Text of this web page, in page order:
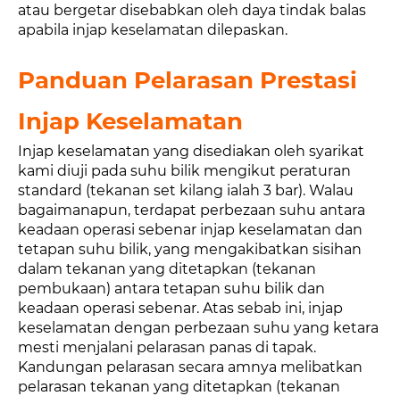
atau bergetar disebabkan oleh daya tindak balas
apabila injap keselamatan dilepaskan.
Panduan Pelarasan Prestasi
Injap Keselamatan
Injap keselamatan yang disediakan oleh syarikat
kami diuji pada suhu bilik mengikut peraturan
standard (tekanan set kilang ialah 3 bar). Walau
bagaimanapun, terdapat perbezaan suhu antara
keadaan operasi sebenar injap keselamatan dan
tetapan suhu bilik, yang mengakibatkan sisihan
dalam tekanan yang ditetapkan (tekanan
pembukaan) antara tetapan suhu bilik dan
keadaan operasi sebenar. Atas sebab ini, injap
keselamatan dengan perbezaan suhu yang ketara
mesti menjalani pelarasan panas di tapak.
Kandungan pelarasan secara amnya melibatkan
pelarasan tekanan yang ditetapkan (tekanan